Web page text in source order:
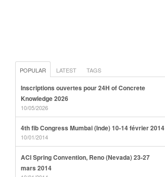
POPULAR LATEST TAGS
Inscriptions ouvertes pour 24H of Concrete
Knowledge 2026
10/05/2026
4th fib Congress Mumbai (Inde) 10-14 février 2014
10/01/2014
ACI Spring Convention, Reno (Nevada) 23-27
mars 2014